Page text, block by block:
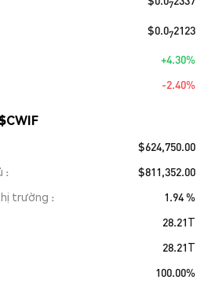
7
$0.072123
+4.30%
-2.40%
$624,750.00
$811,352.00
trường
1.94 %
28.21T
28.21T
100.00%